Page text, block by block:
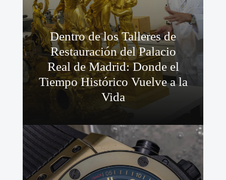
Dentro de los Talleres de
Restauración del Palacio
Real de Madrid: Donde el
Tiempo Histórico Vuelve a la
Vida